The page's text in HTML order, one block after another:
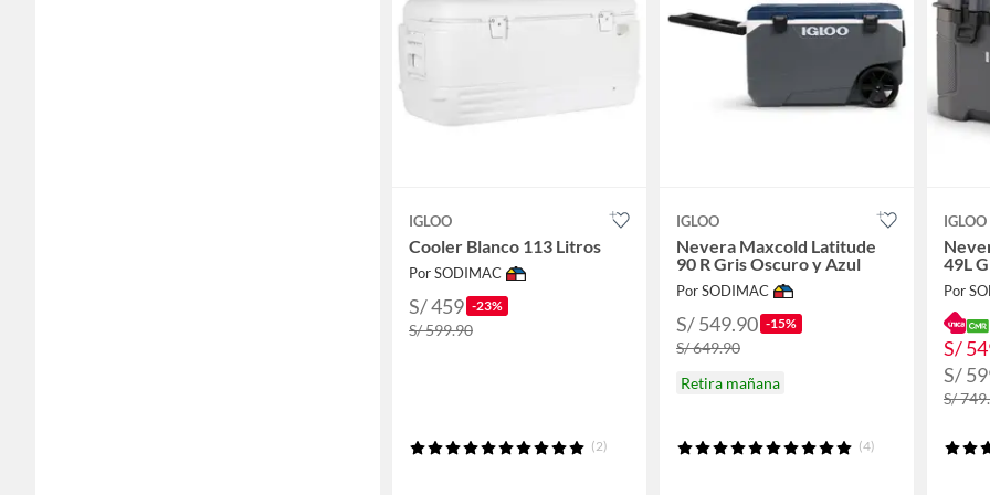
IGLOO
Cooler Blanco 113 Litros
Por SODIMAC
S/ 459 -23%
S/ 599.90
(2)
IGLOO
Nevera Maxcold Latitude
90 R Gris Oscuro y Azul
Por SODIMAC
S/ 549.90 -15%
S/ 649.90
Retira mañana
(4)
IGLOO
49L
Por
S/
S/
S/